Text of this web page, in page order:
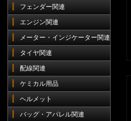
フェンダー関連
エンジン関連
メーター・インジケーター関連
タイヤ関連
配線関連
ケミカル用品
ヘルメット
バッグ・アパレル関連